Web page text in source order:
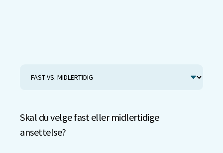
Skal du velge fast eller midlertidige
ansettelse?